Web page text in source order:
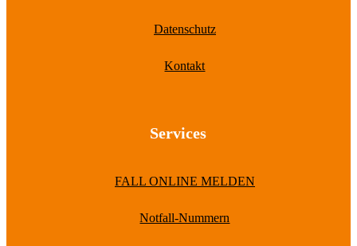
Datenschutz
Kontakt
Services
FALL ONLINE MELDEN
Notfall-Nummern